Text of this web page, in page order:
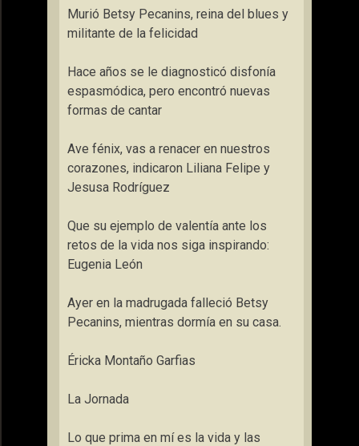
Murió Betsy Pecanins, reina del blues y
militante de la felicidad
Hace años se le diagnosticó disfonía
espasmódica, pero encontró nuevas
formas de cantar
Ave fénix, vas a renacer en nuestros
corazones, indicaron Liliana Felipe y
Jesusa Rodríguez
Que su ejemplo de valentía ante los
retos de la vida nos siga inspirando:
Eugenia León
Ayer en la madrugada falleció Betsy
Pecanins, mientras dormía en su casa.
Éricka Montaño Garfias
La Jornada
Lo que prima en mí es la vida y las